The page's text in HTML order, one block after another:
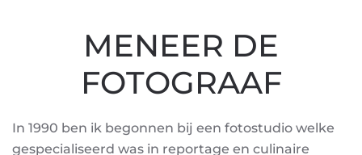
MENEER DE
FOTOGRAAF
In 1990 ben ik begonnen bij een fotostudio welke
gespecialiseerd was in reportage en culinaire